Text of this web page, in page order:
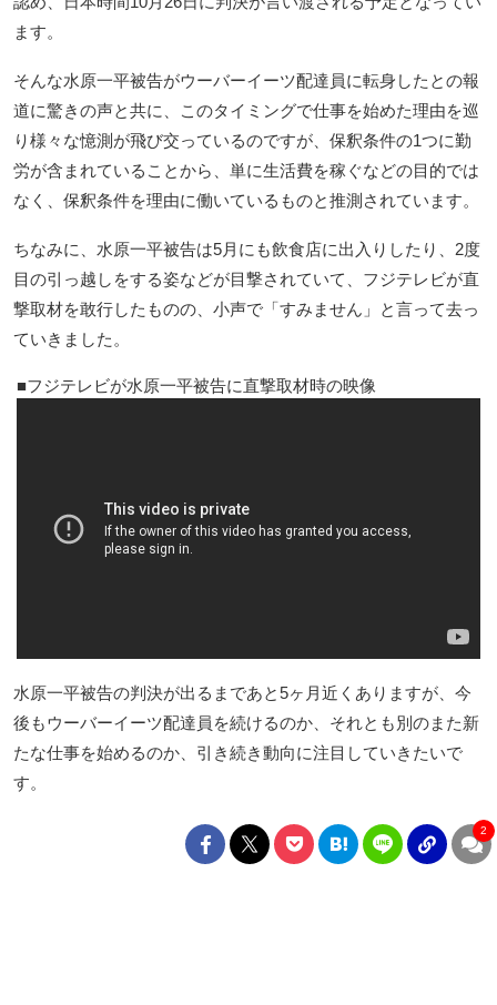
ます。
そんな水原一平被告がウーバーイーツ配達員に転身したとの報
道に驚きの声と共に、このタイミングで仕事を始めた理由を巡
り様々な憶測が飛び交っているのですが、保釈条件の1つに勤
労が含まれていることから、単に生活費を稼ぐなどの目的では
なく、保釈条件を理由に働いているものと推測されています。
ちなみに、水原一平被告は5月にも飲食店に出入りしたり、2度
目の引っ越しをする姿などが目撃されていて、フジテレビが直
撃取材を敢行したものの、小声で「すみません」と言って去っ
ていきました。
フジテレビが水原一平被告に直撃取材時の映像
水原一平被告の判決が出るまであと5ヶ月近くありますが、今
後もウーバーイーツ配達員を続けるのか、それとも別のまた新
たな仕事を始めるのか、引き続き動向に注目していきたいで
す。
2